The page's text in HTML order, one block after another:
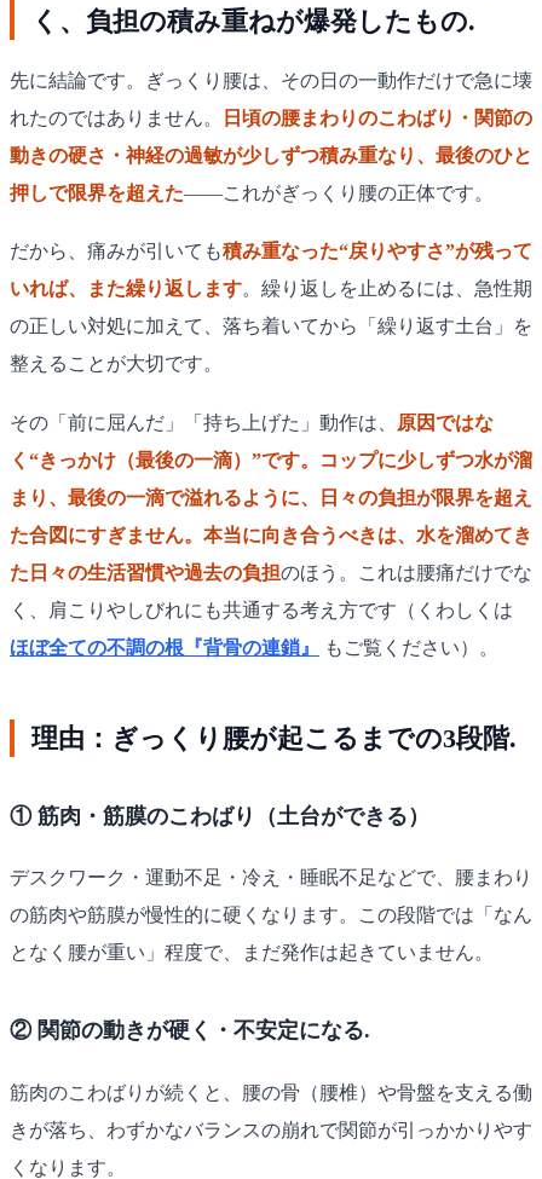
く、負担の積み重ねが爆発したもの.
先に結論です。ぎっくり腰は、その日の一動作だけで急に壊
れたのではありません。
日頃の腰まわりのこわばり・関節の
動きの硬さ・神経の過敏が少しずつ積み重なり、最後のひと
押しで限界を超えた——これがぎっくり腰の正体です。
だから、痛みが引いても積み重なった“戻りやすさ”が残って
いれば、また繰り返します。繰り返しを止めるには、急性期
の正しい対処に加えて、落ち着いてから「繰り返す土台」を
整えることが大切です。
その「前に屈んだ」「持ち上げた」動作は、
原因ではな
く“きっかけ（最後の一滴）”です。
コップに少しずつ水が溜
まり、最後の一滴で溢れるように、日々の負担が限界を超え
た合図にすぎません。本当に向き合うべきは、水を溜めてき
た 日々の生活習慣や過去の負担のほう。これは腰痛だけでな
く、肩こりやしびれにも共通する考え方です（くわしくは
ほぼ全ての不調の根『背骨の連鎖』
もご覧ください）。
理由：ぎっくり腰が起こるまでの3段階.
① 筋肉・筋膜のこわばり（土台ができる）
デスクワーク・運動不足・冷え・睡眠不足などで、腰まわり
の筋肉や筋膜が慢性的に硬くなります。この段階では「なん
となく腰が重い」程度で、まだ発作は起きていません。
② 関節の動きが硬く・不安定になる.
筋肉のこわばりが続くと、腰の骨（腰椎）や骨盤を支える働
きが落ち、わずかなバランスの崩れで関節が引っかかりやす
くなります。